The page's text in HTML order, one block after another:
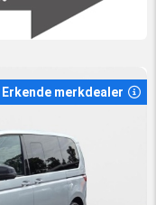
Erkende merkdealer